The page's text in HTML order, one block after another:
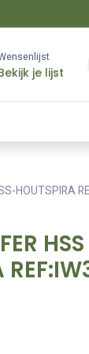
je lijst
HOUTSPIRA